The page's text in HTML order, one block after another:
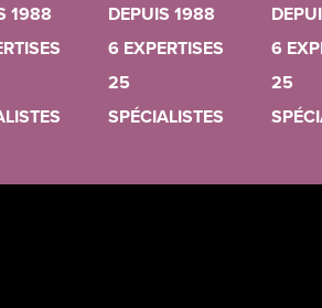
1988
DEPUIS 1988
6 EXPERTISES
25
SPÉCIALISTES
6
25